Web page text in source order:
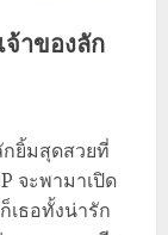
าของลัก
ยิ้มสุดสวยที่
จะพามาเปิด
เธอทั้งน่ารัก